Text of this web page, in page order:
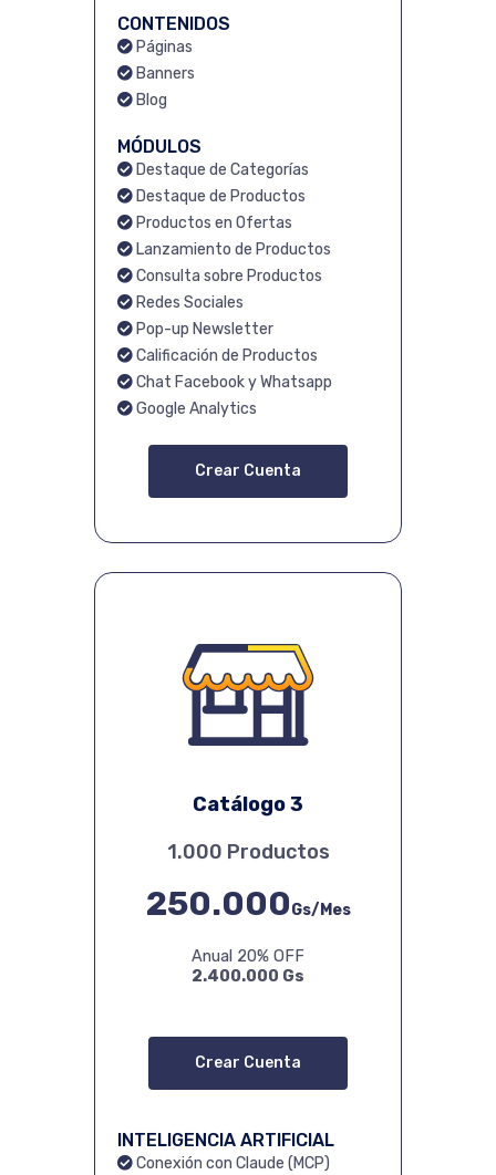
CONTENIDOS
Páginas
Banners
Blog
MÓDULOS
Destaque de Categorías
Destaque de Productos
Productos en Ofertas
Lanzamiento de Productos
Consulta sobre Productos
Redes Sociales
Pop-up Newsletter
Calificación de Productos
Chat Facebook y Whatsapp
Google Analytics
Crear Cuenta
Catálogo 3
1.000 Productos
250.000Gs/Mes
Anual 20% OFF
2.400.000 Gs
Crear Cuenta
INTELIGENCIA ARTIFICIAL
Conexión con Claude (MCP)